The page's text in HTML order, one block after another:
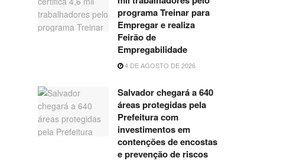
programa Treinar para
Empregar e realiza
Feirão de
Empregabilidade
4 DE AGOSTO DE 2026
Salvador chegará a 640
áreas protegidas pela
Prefeitura com
investimentos em
contenções de encostas
e prevenção de riscos